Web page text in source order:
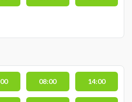
08:00 14:00